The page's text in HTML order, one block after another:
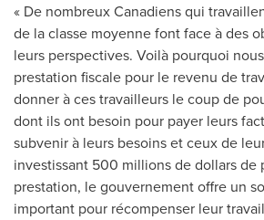
« De nombreux Canadiens qui
de la classe moyenne font face à des
leurs perspectives. Voilà pourquoi
prestation fiscale pour le revenu de
donner à ces travailleurs le coup de
dont ils ont besoin pour payer leurs
subvenir à leurs besoins et ceux de
investissant 500 millions de dollars de
prestation, le gouvernement offre un
important pour récompenser leur